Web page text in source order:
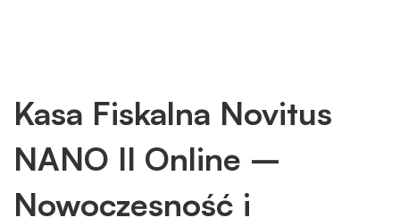
Kasa Fiskalna Novitus
NANO II Online –
Nowoczesność i